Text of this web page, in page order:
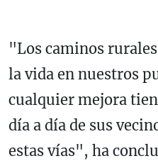
"Los caminos
la vida en nuestros
cualquier mejora
día a día de sus
estas vías", ha